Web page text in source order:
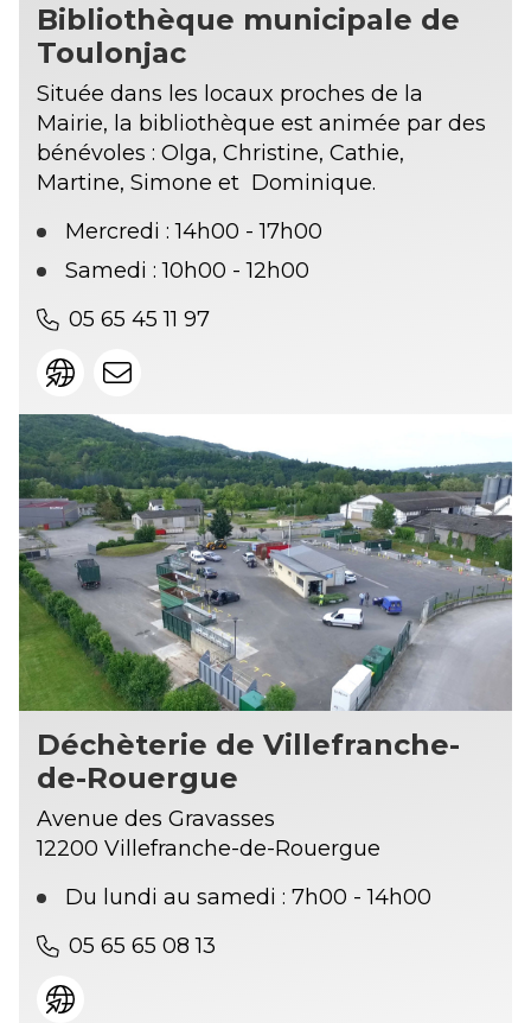
Bibliothèque municipale de
Toulonjac
Située dans les locaux proches de la
Mairie, la bibliothèque est animée par des
bénévoles : Olga, Christine, Cathie,
Martine, Simone et Dominique.
Mercredi : 14h00 - 17h00
Samedi : 10h00 - 12h00
05 65 45 11 97
Déchèterie de Villefranche-
de-Rouergue
Avenue des Gravasses
12200 Villefranche-de-Rouergue
Du lundi au samedi : 7h00 - 14h00
05 65 65 08 13